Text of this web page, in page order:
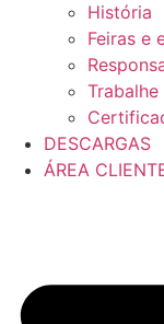
História
Feiras e
DESCARGAS
ÁREA